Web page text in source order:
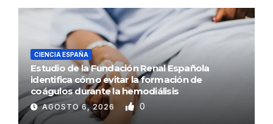
CIENCIA ESPAÑA
Estudio de la Fundación Renal Española
identifica cómo evitar la formación de
coágulos durante la hemodiálisis
AGOSTO 6, 2026 0